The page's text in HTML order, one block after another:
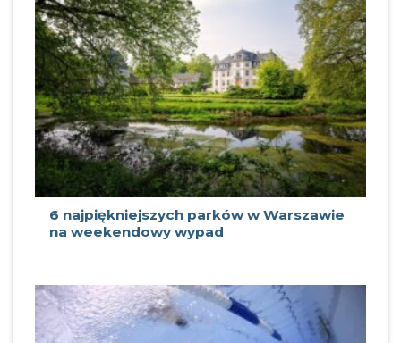
6 najpiękniejszych parków w Warszawie
na weekendowy wypad